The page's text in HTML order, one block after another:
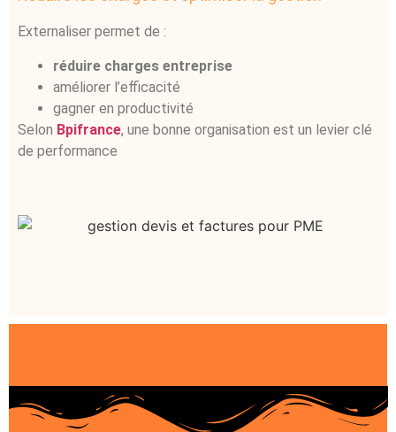
Externaliser permet de :
réduire charges entreprise
améliorer l’efficacité
gagner en productivité
Selon Bpifrance, une bonne organisation est un levier clé
de performance